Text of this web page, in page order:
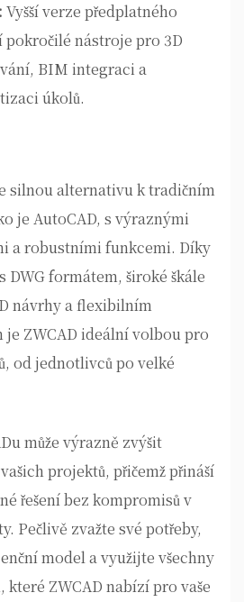
Vyšší verze předplatného
pokročilé nástroje pro 3D
BIM integraci a
úkolů.
silnou alternativu k tradičním
je AutoCAD, s výraznými
a robustními funkcemi. Díky
formátem, široké škále
návrhy a flexibilním
ZWCAD ideální volbou pro
od jednotlivců po velké
může výrazně zvýšit
projektů, přičemž přináší
řešení bez kompromisů v
Pečlivě zvažte své potřeby,
model a využijte všechny
ZWCAD nabízí pro vaše